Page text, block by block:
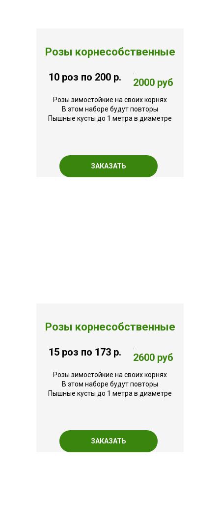
Розы корнесобственные
10 роз по 200 р. 2000 руб
.
Розы зимостойкие на своих корнях
В этом наборе будут повторы
Пышные кусты до 1 метра в диаметре
ЗАКАЗАТЬ
Розы корнесобственные
15 роз по 173 р. 2600 руб
.
Розы зимостойкие на своих корнях
В этом наборе будут повторы
Пышные кусты до 1 метра в диаметре
ЗАКАЗАТЬ